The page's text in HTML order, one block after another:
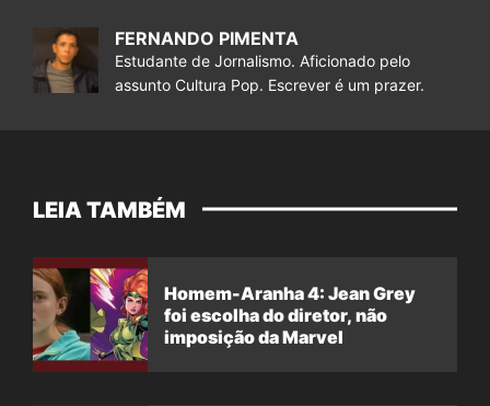
FERNANDO PIMENTA
Estudante de Jornalismo. Aficionado pelo
assunto Cultura Pop. Escrever é um prazer.
LEIA TAMBÉM
Homem-Aranha 4: Jean Grey
foi escolha do diretor, não
imposição da Marvel